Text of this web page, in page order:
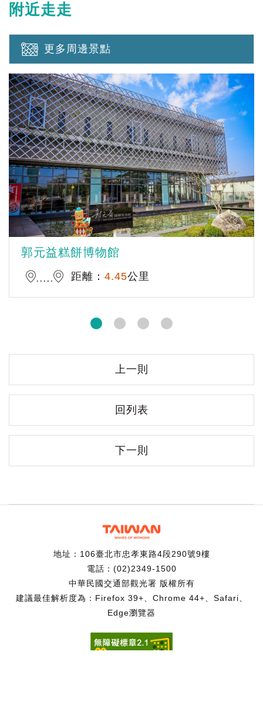
附近走走
更多周邊景點
郭元益糕餅博物館
距離： 4.45公里
上一則
回列表
下一則
地址：106臺北市忠孝東路4段290號9樓
電話：(02)2349-1500
中華民國交通部觀光署 版權所有
建議最佳解析度為：Firefox 39+、Chrome 44+、Safari、
Edge瀏覽器